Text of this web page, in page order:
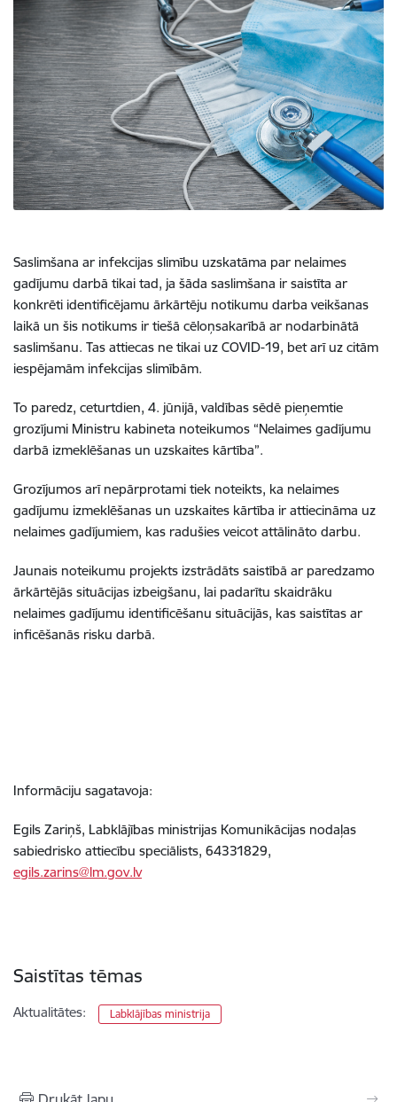
Saslimšana ar infekcijas slimību uzskatāma par nelaimes
gadījumu darbā tikai tad, ja šāda saslimšana ir saistīta ar
konkrēti identificējamu ārkārtēju notikumu darba veikšanas
laikā un šis notikums ir tiešā cēloņsakarībā ar nodarbinātā
saslimšanu. Tas attiecas ne tikai uz COVID-19, bet arī uz citām
iespējamām infekcijas slimībām.
To paredz, ceturtdien, 4. jūnijā, valdības sēdē pieņemtie
grozījumi Ministru kabineta noteikumos “Nelaimes gadījumu
darbā izmeklēšanas un uzskaites kārtība”.
Grozījumos arī nepārprotami tiek noteikts, ka nelaimes
gadījumu izmeklēšanas un uzskaites kārtība ir attiecināma uz
nelaimes gadījumiem, kas radušies veicot attālināto darbu.
Jaunais noteikumu projekts izstrādāts saistībā ar paredzamo
ārkārtējās situācijas izbeigšanu, lai padarītu skaidrāku
nelaimes gadījumu identificēšanu situācijās, kas saistītas ar
inficēšanās risku darbā.
Informāciju sagatavoja:
Egils Zariņš, Labklājības ministrijas Komunikācijas nodaļas
sabiedrisko attiecību speciālists, 64331829,
egils.zarins@lm.gov.lv
Saistītas tēmas
Aktualitātes: Labklājības ministrija